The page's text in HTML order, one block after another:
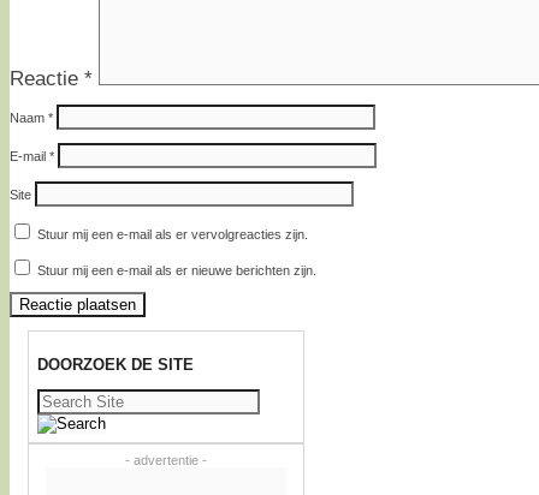
Reactie *
Naam *
E-mail *
Site
Stuur mij een e-mail als er vervolgreacties zijn.
Stuur mij een e-mail als er nieuwe berichten zijn.
DOORZOEK DE SITE
Zoeken
naar:
- advertentie -